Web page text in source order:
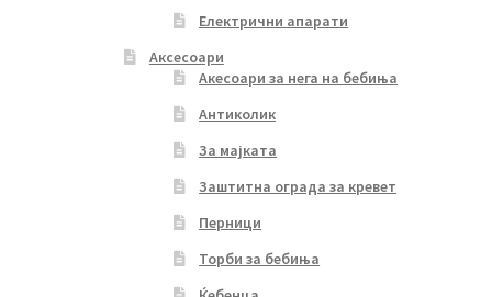
Електрични апарати
Аксесоари
Акесоари за нега на бебиња
Антиколик
За мајката
Заштитна ограда за кревет
Перници
Торби за бебиња